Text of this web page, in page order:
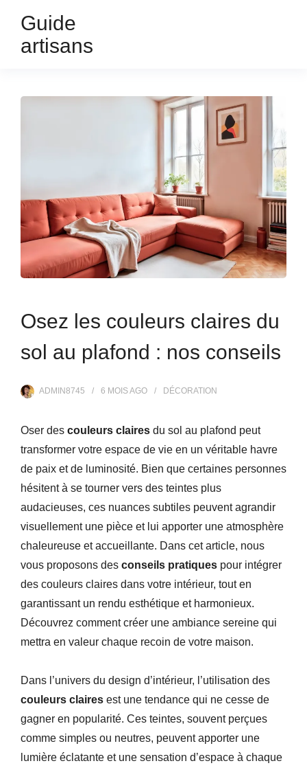
Guide
artisans
Osez les couleurs claires du
sol au plafond : nos conseils
ADMIN8745 6 MOISAGO DÉCORATION
Oser des couleurs claires du sol au plafond peut
transformer votre espace de vie en un véritable havre
de paix et de luminosité. Bien que certaines personnes
hésitent à se tourner vers des teintes plus
audacieuses, ces nuances subtiles peuvent agrandir
visuellement une pièce et lui apporter une atmosphère
chaleureuse et accueillante. Dans cet article, nous
vous proposons des conseils pratiques pour intégrer
des couleurs claires dans votre intérieur, tout en
garantissant un rendu esthétique et harmonieux.
Découvrez comment créer une ambiance sereine qui
mettra en valeur chaque recoin de votre maison.
Dans l’univers du design d’intérieur, l’utilisation des
couleurs claires est une tendance qui ne cesse de
gagner en popularité. Ces teintes, souvent perçues
comme simples ou neutres, peuvent apporter une
lumière éclatante et une sensation d’espace à chaque